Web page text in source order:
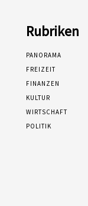
Rubriken
PANORAMA
FREIZEIT
FINANZEN
KULTUR
WIRTSCHAFT
POLITIK